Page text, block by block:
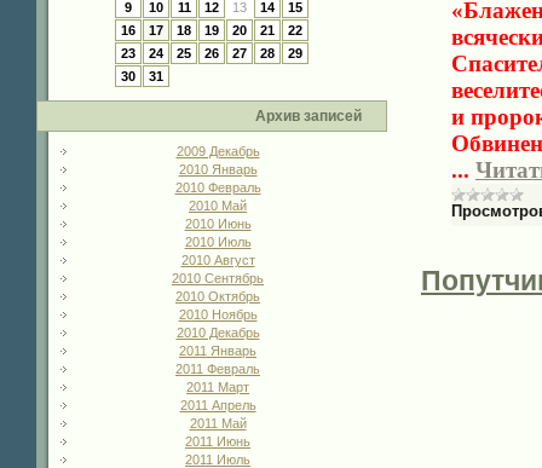
9
10 11 12 13 14
15
16
17 18 19 20 21
22
23
24 25 26 27 28
29
30
31
Архив записей
2009 Декабрь
2010 Январь
2010 Февраль
2010 Май
2010 Июнь
2010 Июль
2010 Август
2010 Сентябрь
2010 Октябрь
2010 Ноябрь
2010 Декабрь
2011 Январь
2011 Февраль
2011 Март
2011 Апрель
2011 Май
2011 Июнь
2011 Июль
и
...